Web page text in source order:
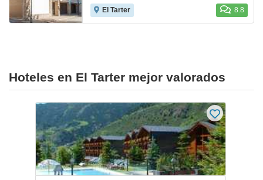
El Tarter 8.8
Hoteles en El Tarter mejor valorados